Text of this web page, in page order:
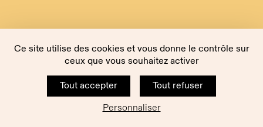
Ce site utilise des cookies et vous donne le contrôle sur
ceux que vous souhaitez activer
Tout accepter
Tout refuser
Personnaliser